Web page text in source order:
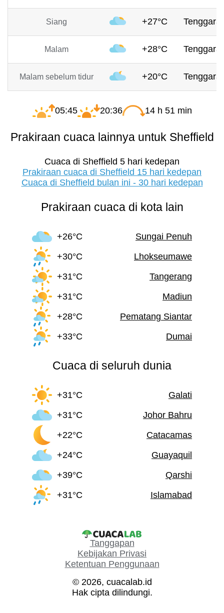
Siang +27°C
Malam +28°C
Malam sebelum tidur +20°C
05:45 20:36 14 h 51 min
Prakiraan cuaca lainnya untuk Sheffield
Cuaca di Sheffield 5 hari kedepan
Prakiraan cuaca di Sheffield 15 hari kedepan
Cuaca di Sheffield bulan ini - 30 hari kedepan
Prakiraan cuaca di kota lain
+26°C
Sungai Penuh
+30°C
Lhokseumawe
+31°C
Tangerang
+31°C
Madiun
+28°C
Pematang Siantar
+33°C
Dumai
Cuaca di seluruh dunia
+31°C
Galati
+31°C
Johor Bahru
+22°C
Catacamas
+24°C
Guayaquil
+39°C
Qarshi
+31°C
Islamabad
Tanggapan
Kebijakan Privasi
Ketentuan Penggunaan
© 2026, cuacalab.id
Hak cipta dilindungi.